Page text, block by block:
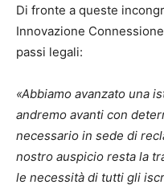
Di fronte a queste
Innovazione
passi legali:
«Abbiamo avanzato una
andremo avanti con
necessario in sede di
nostro auspicio resta la
le necessità di tutti gli